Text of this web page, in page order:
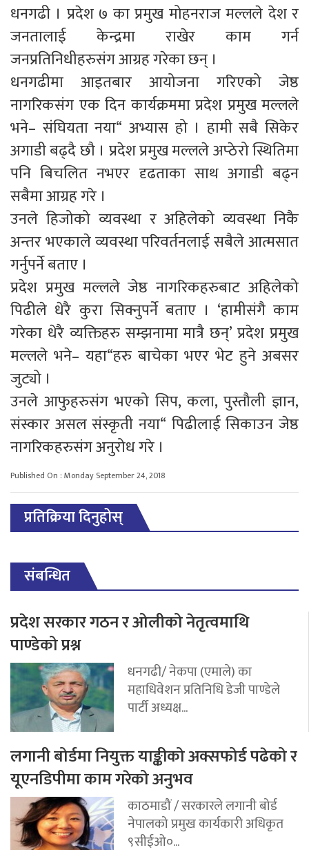
धनगढी । प्रदेश ७ का प्रमुख मोहनराज मल्लले देश र
जनतालाई केन्द्रमा राखेर काम गर्न
जनप्रतिनिधीहरुसंग आग्रह गरेका छन् ।
धनगढीमा आइतबार आयोजना गरिएको जेष्ठ
नागरिकसंग एक दिन कार्यक्रममा प्रदेश प्रमुख मल्लले
भने– संघियता नया“ अभ्यास हो । हामी सबै सिकेर
अगाडी बढ्दै छौ । प्रदेश प्रमुख मल्लले अप्ठेरो स्थितिमा
पनि बिचलित नभएर दृढताका साथ अगाडी बढ्न
सबैमा आग्रह गरे ।
उनले हिजोको व्यवस्था र अहिलेको व्यवस्था निकै
अन्तर भएकाले व्यवस्था परिवर्तनलाई सबैले आत्मसात
गर्नुपर्ने बताए ।
प्रदेश प्रमुख मल्लले जेष्ठ नागरिकहरुबाट अहिलेको
पिढीले धेरै कुरा सिक्नुपर्ने बताए । ‘हामीसंगै काम
गरेका धेरै व्यक्तिहरु सम्झनामा मात्रै छन्’ प्रदेश प्रमुख
मल्लले भने– यहा“हरु बाचेका भएर भेट हुने अबसर
जुट्यो ।
उनले आफुहरुसंग भएको सिप, कला, पुस्तौली ज्ञान,
संस्कार असल संस्कृती नया“ पिढीलाई सिकाउन जेष्ठ
नागरिकहरुसंग अनुरोध गरे ।
Published On : Monday September 24, 2018
प्रतिक्रिया दिनुहोस्
संबन्धित
प्रदेश सरकार गठन र ओलीको नेतृत्वमाथि
पाण्डेको प्रश्न
धनगढी/ नेकपा (एमाले) का
महाधिवेशन प्रतिनिधि डेजी पाण्डेले
पार्टी अध्यक्ष...
लगानी बोर्डमा नियुक्त याङ्कीको अक्सफोर्ड पढेको र
यूएनडिपीमा काम गरेको अनुभव
काठमाडौं / सरकारले लगानी बोर्ड
नेपालको प्रमुख कार्यकारी अधिकृत
९सीईओ०...